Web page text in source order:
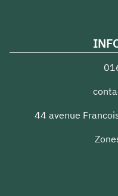
44 avenue